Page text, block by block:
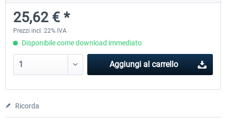
20,45 € *
25,62 € *
Prezzi incl. 22% IVA
Disponibile come download immediato
Aggiungi al carrello
Ricorda